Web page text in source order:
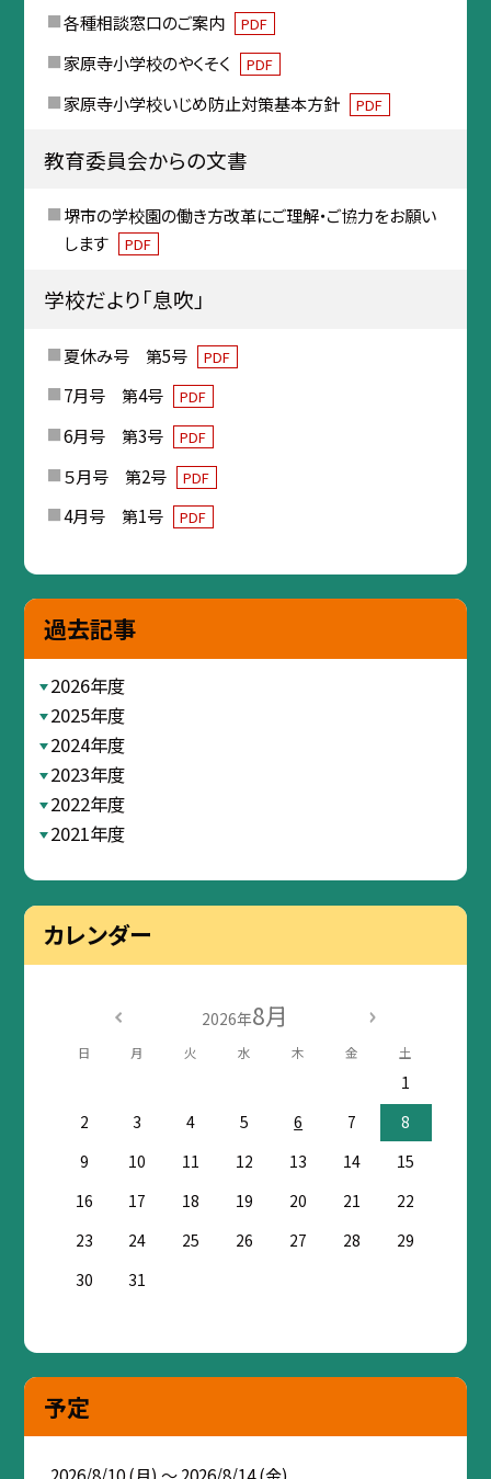
各種相談窓口のご案内 PDF
家原寺小学校のやくそく PDF
家原寺小学校いじめ防止対策基本方針 PDF
教育委員会からの文書
堺市の学校園の働き方改革にご理解・ご協力をお願い
します
PDF
学校だより「息吹」
夏休み号 第5号 PDF
7月号 第4号 PDF
6月号 第3号 PDF
５月号 第2号 PDF
4月号 第1号 PDF
過去記事
2026年度
2025年度
2024年度
2023年度
2022年度
2021年度
カレンダー
2026年8月
日 月 火 水 木 金 土
1
2
3 4 5 6 7
8
9
10 11 12 13 14
15
16
17 18 19 20 21
22
23
24 25 26 27 28
29
30
31
予定